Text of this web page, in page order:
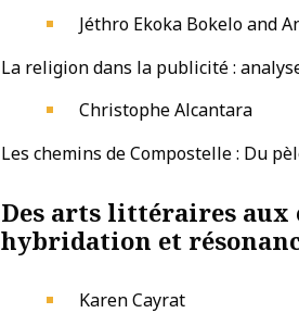
Jéthro Ekoka Bokelo and
La religion dans la publicité :
Christophe Alcantara
Les chemins de Compostelle : Du
Des arts littéraires aux
hybridation et
Karen Cayrat